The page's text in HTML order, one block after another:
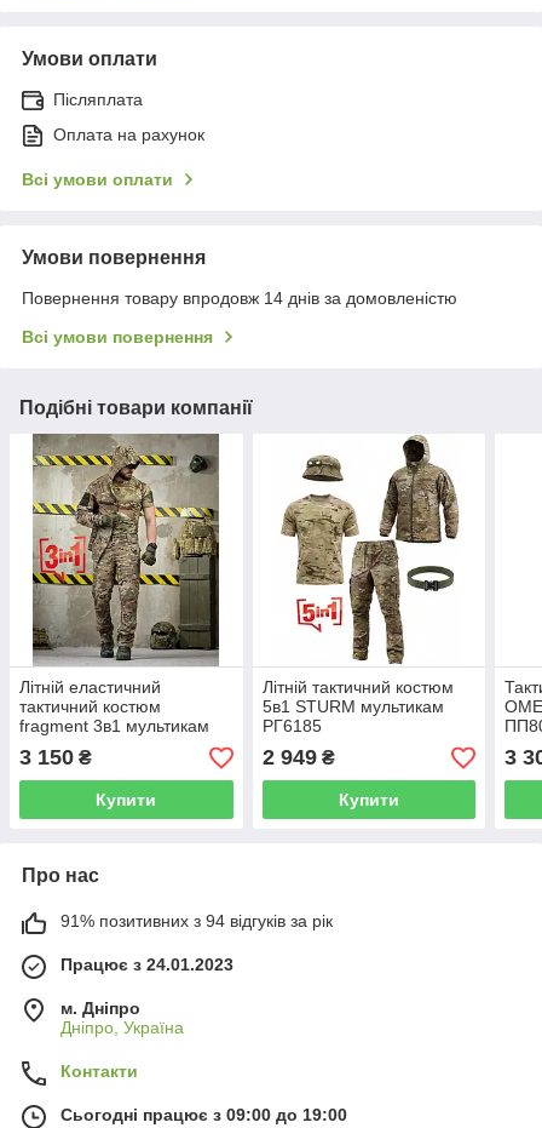
Умови оплати
Післяплата
Оплата на рахунок
Всі умови оплати
Умови повернення
Повернення товару впродовж 14 днів за домовленістю
Всі умови повернення
Подібні товари компанії
Літній еластичний
тактичний костюм
fragment 3в1 мультикам
ДЛ6476
3 150 ₴
Купити
Літній тактичний костюм
5в1 STURM мультикам
РГ6185
2 949₴
Купити
3
Про нас
91% позитивних з 94 відгуків за рік
Працює з 24.01.2023
м. Дніпро
Дніпро, Україна
Контакти
Сьогодні працює з 09:00 до 19:00